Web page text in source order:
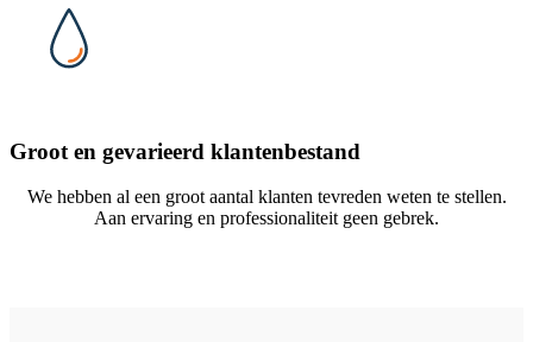
Groot en gevarieerd klantenbestand
We hebben al een groot aantal klanten tevreden weten te stellen.
Aan ervaring en professionaliteit geen gebrek.